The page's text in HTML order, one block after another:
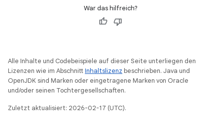
War das hilfreich?
Alle Inhalte und Codebeispiele auf dieser Seite unterliegen den
Lizenzen wie im AbschnittInhaltslizenz beschrieben. Java und
OpenJDK sind Marken oder eingetragene Marken von Oracle
und/oder seinen Tochtergesellschaften.
Zuletzt aktualisiert: 2026-02-17 (UTC).